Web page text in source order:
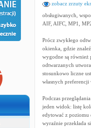
zobacz zrzuty
obsługiwanych,
AIF, AIFC, MP1,
Prócz zwykłego
okienka, gdzie
wygodne są również
odtwarzanych
stosunkowo liczne
własnych
Podczas
jeden widok: listę
edytować z poziomu
wyraźnie przekłada